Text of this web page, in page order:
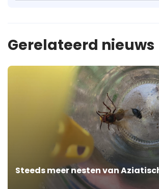
Gerelateerd nieuws
Steeds meer nesten van